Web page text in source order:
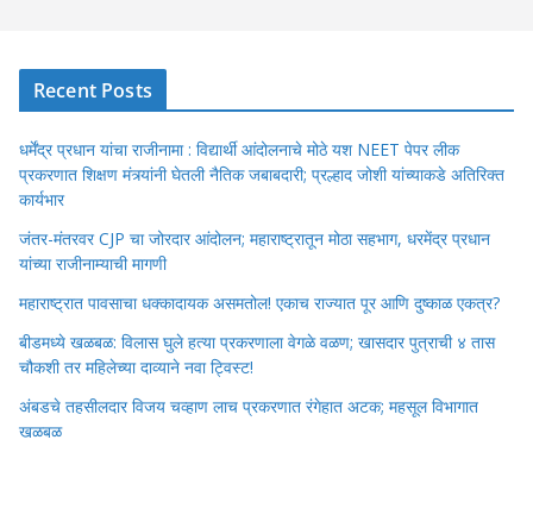
Recent Posts
धर्मेंद्र प्रधान यांचा राजीनामा : विद्यार्थी आंदोलनाचे मोठे यश NEET पेपर लीक
प्रकरणात शिक्षण मंत्र्यांनी घेतली नैतिक जबाबदारी; प्रल्हाद जोशी यांच्याकडे अतिरिक्त
कार्यभार
जंतर-मंतरवर CJP चा जोरदार आंदोलन; महाराष्ट्रातून मोठा सहभाग, धरमेंद्र प्रधान
यांच्या राजीनाम्याची मागणी
महाराष्ट्रात पावसाचा धक्कादायक असमतोल! एकाच राज्यात पूर आणि दुष्काळ एकत्र?
बीडमध्ये खळबळ: विलास घुले हत्या प्रकरणाला वेगळे वळण; खासदार पुत्राची ४ तास
चौकशी तर महिलेच्या दाव्याने नवा ट्विस्ट!
अंबडचे तहसीलदार विजय चव्हाण लाच प्रकरणात रंगेहात अटक; महसूल विभागात
खळबळ